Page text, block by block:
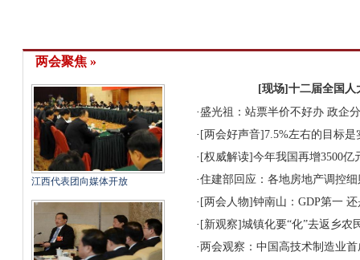
两会聚焦 »
江西代表团向媒体开放
[现场]十二届全国人
·盛光祖：站票半价不好办 政企
· [两会好声音]7.5%左右的目标是
· [权威解读]今年我国再增3500亿
·住建部回应：各地房地产调控
· [两会人物]钟南山：GDP第一
· [新观察]城镇化要“化”去返乡农
· 两会观察：中国高技术制造业